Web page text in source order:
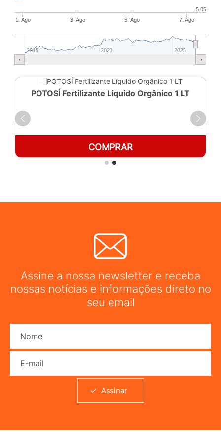
1. Ago 3. Ago 5. Ago 7. Ago
2015 2020 2025
5.05
POTOSÍ Fertilizante Líquido Orgânico 1 LT
COMPRAR
Assine a nossa newsletter e receba
nossas notícias e informações direto no
seu email
Assinar